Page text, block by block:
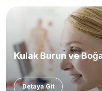
Kulak Burun ve
Detaya Git